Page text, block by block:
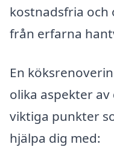
kostnadsfria
från erfarna
En
olika aspekter
viktiga punkter
hjälpa dig med: